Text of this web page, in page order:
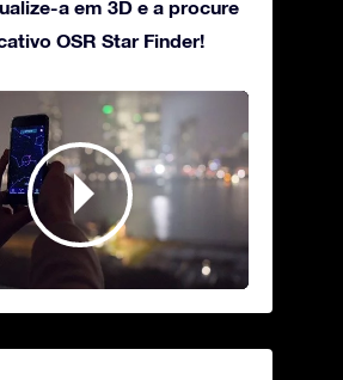
a em 3D e a procure
OSR Star Finder!